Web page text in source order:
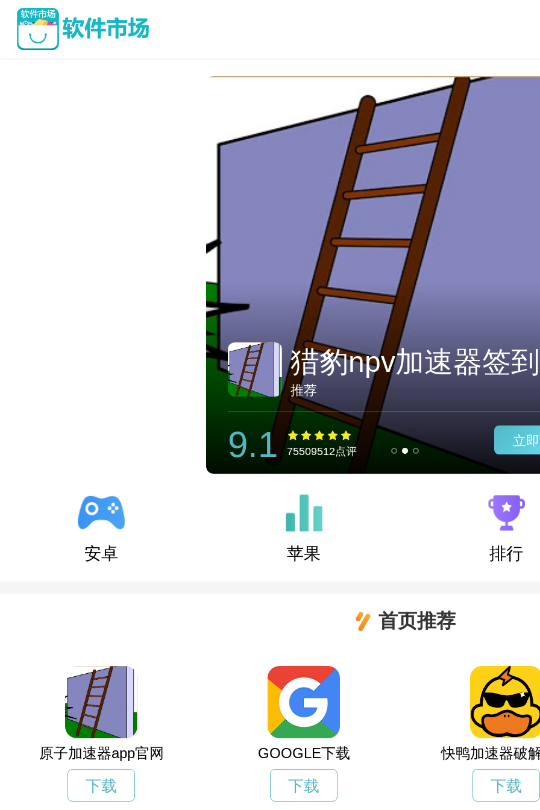
银行加速器下载
推荐
9.1 75509512点评
立
安卓 苹果 排行
首页推荐
原子加速器app官网
下载
GOOGLE下载
下载
快鸭加速器破
下载